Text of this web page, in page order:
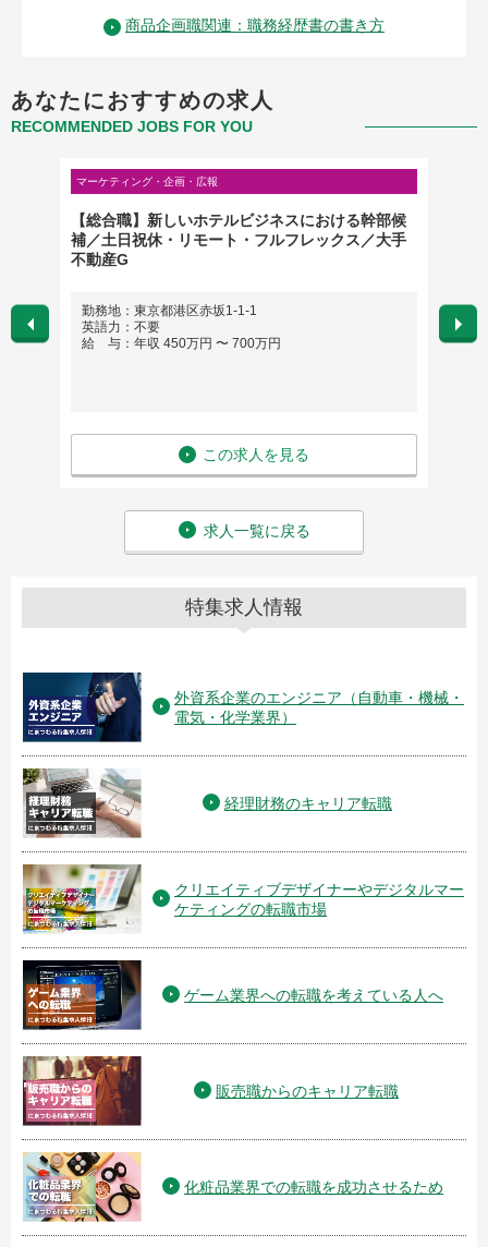
商品企画職関連：職務経歴書の書き方
あなたにおすすめの求人
RECOMMENDED JOBS FOR YOU
マーケティング・企画・広報
【総合職】新しいホテルビジネスにおける幹部候
補／土日祝休・リモート・フルフレックス／大手
不動産G
勤務地：東京都港区赤坂1-1-1
英語力：不要
給 与：年収 450万円 〜 700万円
この求人を見る
勤務
英語
給 与
求人一覧に戻る
特集求人情報
外資系企業のエンジニア（自動車・機械・
電気・化学業界）
経理財務のキャリア転職
クリエイティブデザイナーやデジタルマー
ケティングの転職市場
ゲーム業界への転職を考えている人へ
販売職からのキャリア転職
化粧品業界での転職を成功させるため